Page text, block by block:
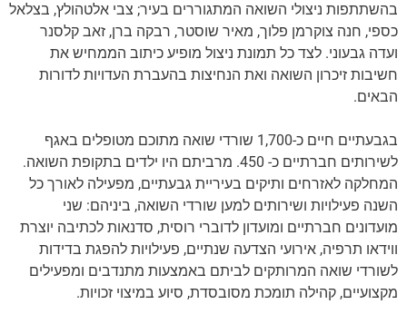
בהשתתפות ניצולי השואה המתגוררים בעיר; צבי אלטהולץ, בצלאל
כספי, חנה צוקרמן פלוך, מאיר שוסטר, רבקה ברן, זאב קלסנר
ועדה גבעוני. לצד כל תמונת ניצול מופיע כיתוב הממחיש את
חשיבות זיכרון השואה ואת הנחיצות בהעברת העדויות לדורות
הבאים.
בגבעתיים חיים כ-1,700 שורדי שואה מתוכם מטופלים באגף
לשירותים חברתיים כ- 450. מרביתם היו ילדים בתקופת השואה.
המחלקה לאזרחים ותיקים בעיריית גבעתיים, מפעילה לאורך כל
השנה פעילויות ושירותים למען שורדי השואה, ביניהם: שני
מועדונים חברתיים ומועדון לדוברי רוסית, סדנאות לכתיבה יוצרת
ווידאו תרפיה, אירועי הצדעה שנתיים, פעילויות להפגת בדידות
לשורדי שואה המרותקים לביתם באמצעות מתנדבים ומפעילים
מקצועיים, קהילה תומכת מסובסדת, סיוע במיצוי זכויות.